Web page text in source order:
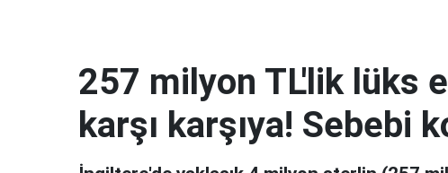
257 milyon TL'lik lüks
karşı karşıya! Sebebi